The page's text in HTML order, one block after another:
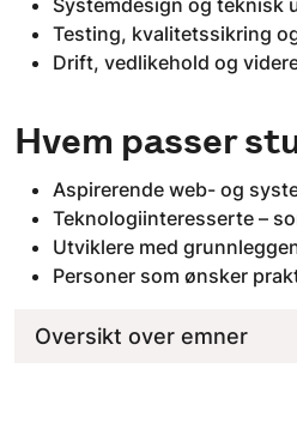
Systemdesign og teknisk
Testing, kvalitetssikring
Drift, vedlikehold og
Hvem passer
Aspirerende web- og
Teknologiinteresserte –
Utviklere med
Personer som ønsker
Oversikt over emner